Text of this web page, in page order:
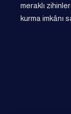
meraklı
kurma imkânı